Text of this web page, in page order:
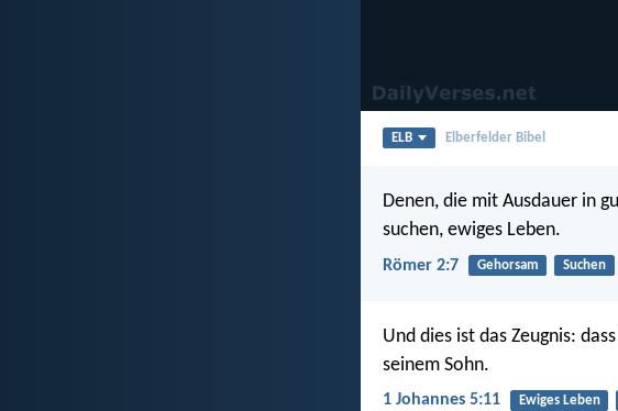
ELB Elberfelder Bibel
Denen, die mit Ausdauer in
suchen, ewiges Leben.
Römer 2:7 Gehorsam Suchen
Und dies ist das Zeugnis:
seinem Sohn.
1 Johannes 5:11 Ewiges Leben